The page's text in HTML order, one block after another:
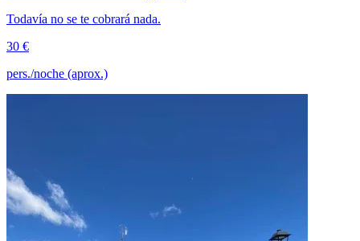
Todavía no se te cobrará nada.
30 €
pers./noche (aprox.)